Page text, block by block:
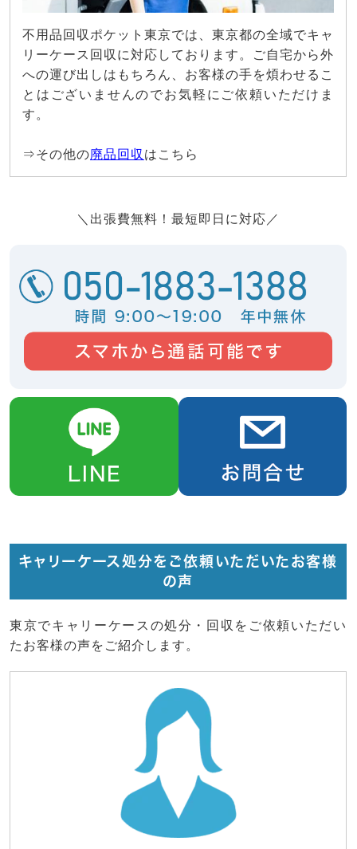
不用品回収ポケット東京では、東京都の全域でキャ
リーケース回収に対応しております。ご自宅から外
への運び出しはもちろん、お客様の手を煩わせるこ
とはございませんのでお気軽にご依頼いただけま
す。
⇒その他の廃品回収 はこちら
＼出張費無料！最短即日に対応／
キャリーケース処分をご依頼いただいたお客様
の声
東京でキャリーケースの処分・回収をご依頼いただい
たお客様の声をご紹介します。